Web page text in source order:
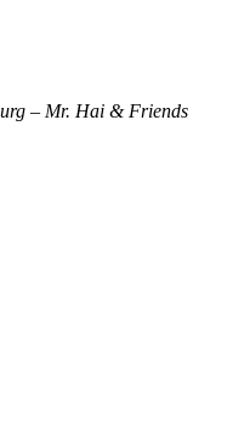
– Mr. Hai & Friends